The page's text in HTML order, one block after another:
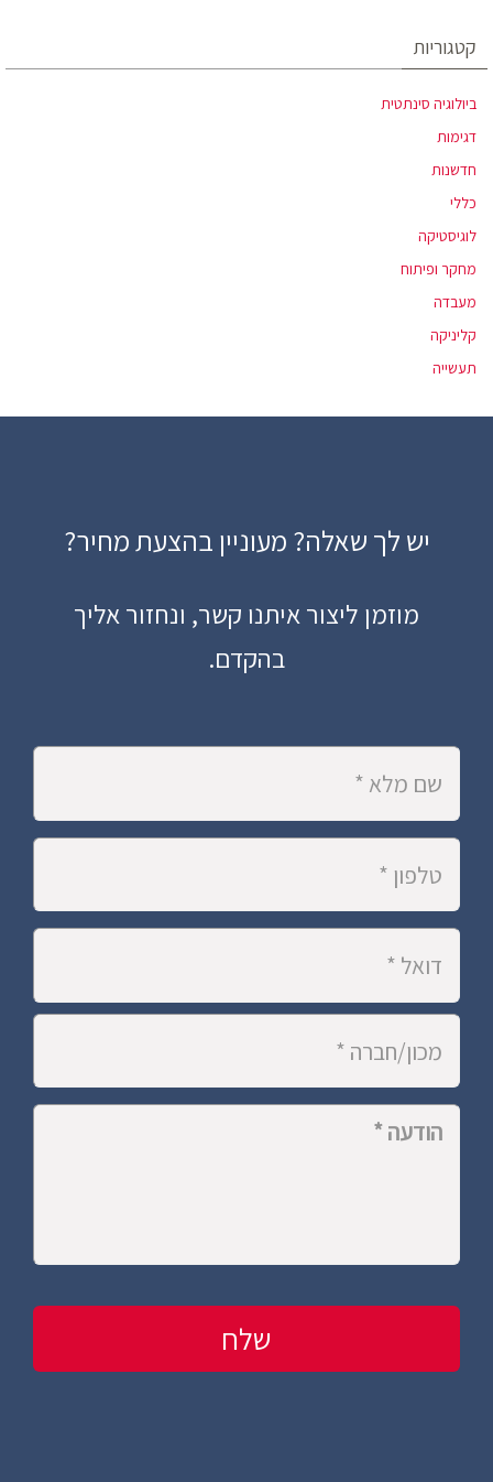
קטגוריות
ביולוגיה סינתטית
דגימות
חדשנות
כללי
לוגיסטיקה
מחקר ופיתוח
מעבדה
קליניקה
תעשייה
יש לך שאלה? מעוניין בהצעת מחיר?
מוזמן ליצור איתנו קשר, ונחזור אליך
בהקדם.